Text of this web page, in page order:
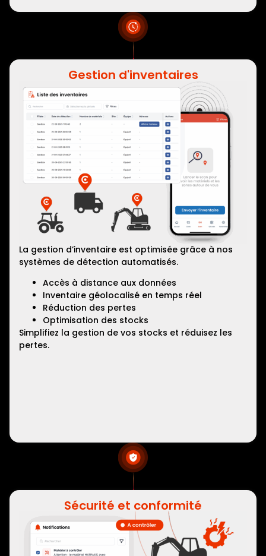
Gestion d'inventaires
La gestion d’inventaire est optimisée grâce à nos
systèmes de détection automatisés.
Accès à distance aux données
Inventaire géolocalisé en temps réel
Réduction des pertes
Optimisation des stocks
Simplifiez la gestion de vos stocks et réduisez les
pertes.
Sécurité et conformité